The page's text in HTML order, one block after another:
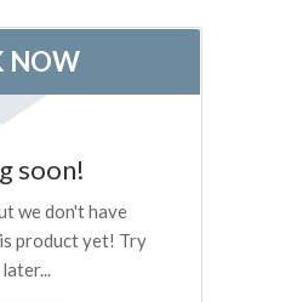
Museum
Museum
Pietre Dure
tower